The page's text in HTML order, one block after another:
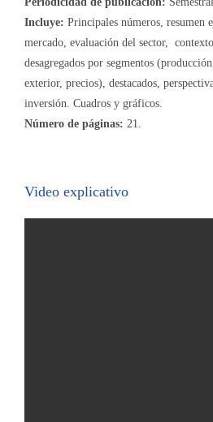
Incluye: Principales números, resumen
mercado, evaluación del sector,
desagregados por segmentos
exterior, precios), destacados,
inversión. Cuadros y gráficos.
Número de páginas: 21.
Video explicativo